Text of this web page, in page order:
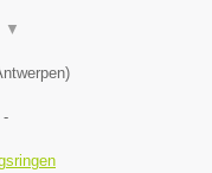
▼
)
-